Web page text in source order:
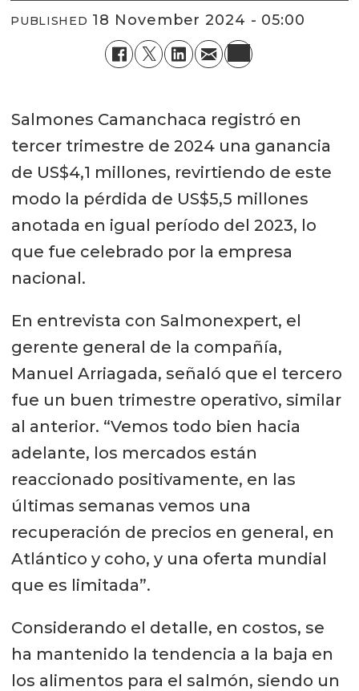
PUBLISHED 18 November 2024 - 05:00
Salmones Camanchaca registró en
tercer trimestre de 2024 una ganancia
de US$4,1 millones, revirtiendo de este
modo la pérdida de US$5,5 millones
anotada en igual período del 2023, lo
que fue celebrado por la empresa
nacional.
En entrevista con Salmonexpert, el
gerente general de la compañía,
Manuel Arriagada, señaló que el tercero
fue un buen trimestre operativo, similar
al anterior. “Vemos todo bien hacia
adelante, los mercados están
reaccionado positivamente, en las
últimas semanas vemos una
recuperación de precios en general, en
Atlántico y coho, y una oferta mundial
que es limitada”.
Considerando el detalle, en costos, se
ha mantenido la tendencia a la baja en
los alimentos para el salmón, siendo un